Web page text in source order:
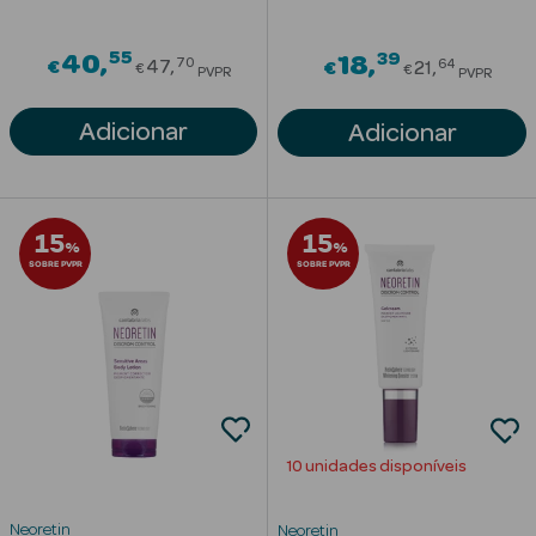
€40 55Price reduced from
€ 47 70
PVPR
Adicionar
€18 39Price
€21 64
PVPR
Adicionar
15%
SOBRE PVPR
Neoretin
15%
SOBRE PVPR
10 unidades disponíveis
Neoretin